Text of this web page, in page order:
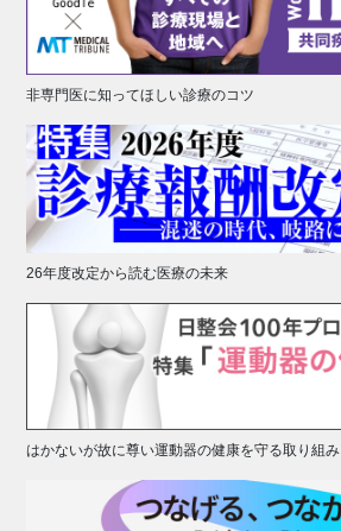
非専門医に知ってほしい診療のコツ
26年度改定から読む医療の未来
はかないが故に尊い運動器の健康を守る取り組み